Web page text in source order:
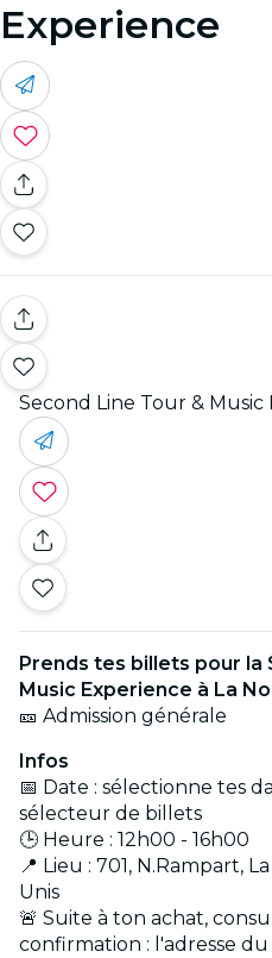
Experience
Second Line Tour & Music
Prends tes billets pour la
Music Experience à La
🎫 Admission générale
Infos
📅 Date : sélectionne tes
sélecteur de billets
🕒 Heure : 12h00 - 16h00
📍 Lieu : 701, N.Rampart,
Unis
🚨 Suite à ton achat,
confirmation : l'adresse